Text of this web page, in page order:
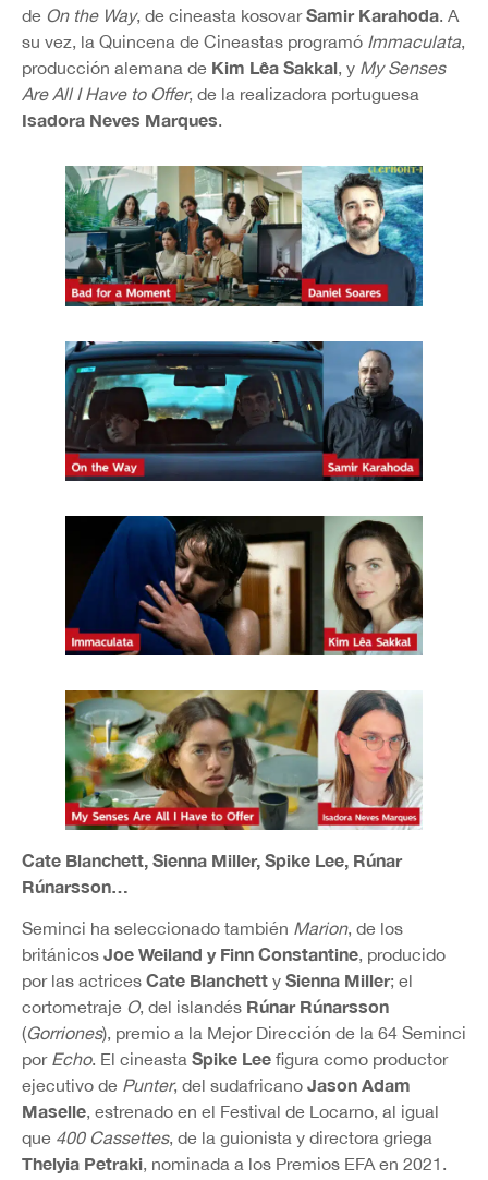
de On the Way, de cineasta kosovarSamir Karahoda. A
su vez, la Quincena de Cineastas programó Immaculata,
producción alemana de Kim Lêa Sakkal, y My Senses
Are All I Have to Offer, de la realizadora portuguesa
Isadora Neves Marques.
Cate Blanchett, Sienna Miller, Spike Lee, Rúnar
Rúnarsson…
Seminci ha seleccionado también Marion, de los
británicos Joe Weiland y Finn Constantine, producido
por las actrices Cate Blanchett y Sienna Miller; el
cortometraje O, del islandés Rúnar Rúnarsson
(Gorriones), premio a la Mejor Dirección de la 64 Seminci
por Echo. El cineasta Spike Lee figura como productor
ejecutivo de Punter, del sudafricano Jason Adam
Maselle, estrenado en el Festival de Locarno, al igual
que 400 Cassettes, de la guionista y directora griega
Thelyia Petraki, nominada a los Premios EFA en 2021.